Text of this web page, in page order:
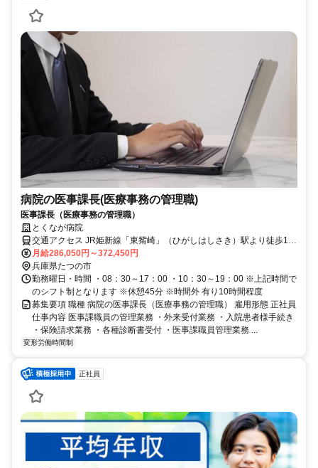
病院の医事課長(医療事務の管理職)
医事課長（医療事務の管理職）
とくなが病院
交通アクセス JR姫新線「東觜崎」（ひがしはしさき）駅より徒歩10
分
月給286,050円～372,450円
兵庫県たつの市
勤務曜日・時間 ・08：30～17：00 ・10：30～19：00 ※上記時間で
のシフト制となります ※休憩45分 ※時間外 有り10時間程度
募集要項 職種 病院の医事課長（医療事務の管理職） 雇用形態 正社員
仕事内容 医事課職員の管理業務 ・外来受付業務 ・入院患者様手続き
・保険請求業務 ・各種診断書受付 ・医事課職員管理業務 ...
変形労働時間制
正社員